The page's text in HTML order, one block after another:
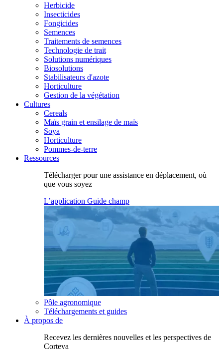
Herbicide
Insecticides
Fongicides
Semences
Traitements de semences
Technologie de trait
Solutions numériques
Biosolutions
Stabilisateurs d'azote
Horticulture
Gestion de la végétation
Cultures
Cereals
Maïs grain et ensilage de maïs
Soya
Horticulture
Pommes-de-terre
Ressources
Télécharger pour une assistance en déplacement, où
que vous soyez
L’application Guide champ
Pôle agronomique
Téléchargements et guides
À propos de
Recevez les dernières nouvelles et les perspectives de
Corteva